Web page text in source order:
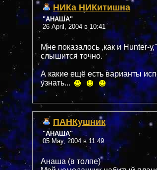
НИКа НИКитишна
"АНАША"
26 April, 2004 в 10:41
Мне показалось ,как и
слышится точно.
А какие ещё есть варианты
узнать...
ПАНКушник
"АНАША"
05 May, 2004 в 11:49
Анаша (в толпе)